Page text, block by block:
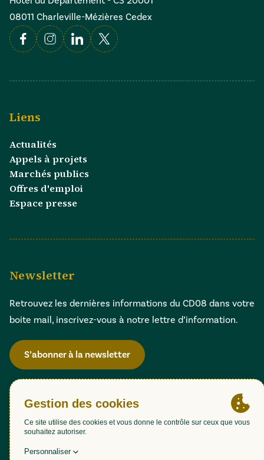
08011 Charleville-Mézières Cedex
FacebookInstagramLinkedin
X
Liens
Actualités
Appels à projets
Marchés publics
Offres d'emploi
Espace presse
Newsletter
Retrouvez les dernières informations du CD08 dans votre
boite mail, inscrivez-vous à notre lettre d’information.
S’abonner à la newsletter
Gestion des cookies
Accessibilité : partiellement conforme (98,51%)
Mentions légales
Politique de confidentialité